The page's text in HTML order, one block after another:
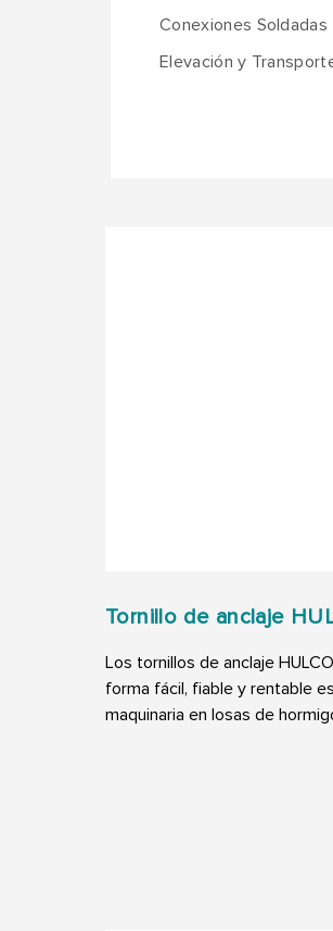
Conexiones Soldadas
Elevación y
Tornillo de anclaje
Los tornillos de anclaje HULCO
forma fácil, fiable y rentable
maquinaria en losas de